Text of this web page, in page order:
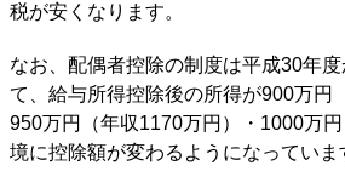
税が安くなります。
なお、配偶者控除の制度は平成30年
て、給与所得控除後の所得が900万円
950万円（年収1170万円）・1000万
境に控除額が変わるようになっていま